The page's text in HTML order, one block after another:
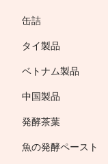
缶詰
タイ製品
ベトナム製品
中国製品
発酵茶葉
魚の発酵ペースト